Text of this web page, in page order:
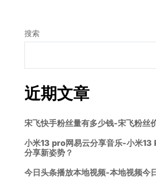
搜索
近期文章
宋飞快手粉丝量有多少钱-宋飞粉丝
小米13 pro网易云分享音乐-小米13
分享新姿势？
今日头条播放本地视频-本地视频今